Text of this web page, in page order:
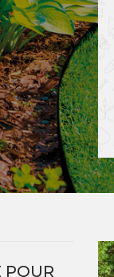
POUR